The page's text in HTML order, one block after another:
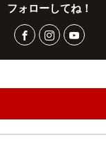
フォローしてね！